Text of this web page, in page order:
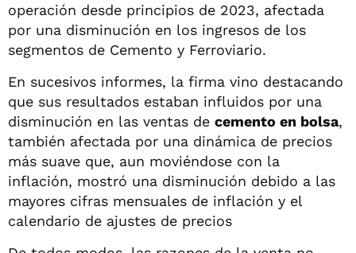
operación desde principios de 2023, afectada
por una disminución en los ingresos de los
segmentos de Cemento y Ferroviario.
En sucesivos informes, la firma vino destacando
que sus resultados estaban influidos por una
disminución en las ventas de cemento en bolsa,
también afectada por una dinámica de precios
más suave que, aun moviéndose con la
inflación, mostró una disminución debido a las
mayores cifras mensuales de inflación y el
calendario de ajustes de precios